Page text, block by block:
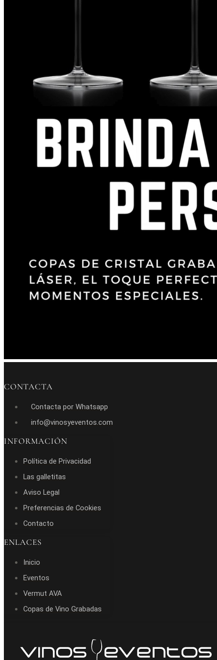
CONTACTA
Contacta por Whatsapp
info@vinosyeventos.com
INFORMACIÓN
Política de Privacidad
Las galletitas
Aviso Legal
Preferencias de Cookies
Contacto
ENLACES
Inicio
Eventos
Vermut AVA
Copas de Vino Grabadas